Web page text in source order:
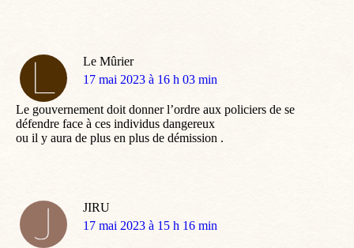
Le Mûrier
dit
17 mai 2023 à 16 h 03 min
Le gouvernement doit donner l’ordre aux policiers de se
défendre face à ces individus dangereux
ou il y aura de plus en plus de démission .
JIRU
dit
17 mai 2023 à 15 h 16 min